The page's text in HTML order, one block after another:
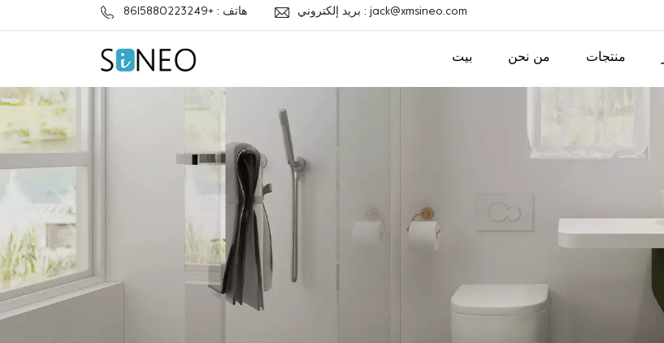
هاتف : +8615880223249 بريد إلكتروني : jack@xmsineo.com
بيت من نحن منتجات